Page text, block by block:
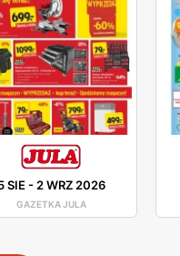
SIE - 2 WRZ 2026
GAZETKA JULA